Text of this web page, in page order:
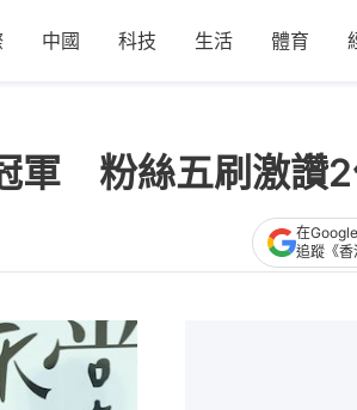
中國 科技 生活 體育
軍 粉絲五刷激讚
在Google
追蹤《香